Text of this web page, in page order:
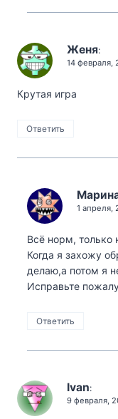
Женя:
14 февраля,
Крутая игра
Ответить
1 апреля,
Всё норм, только
Когда я захожу
делаю,а потом я
Исправьте
Ответить
Ivan:
9 февраля,